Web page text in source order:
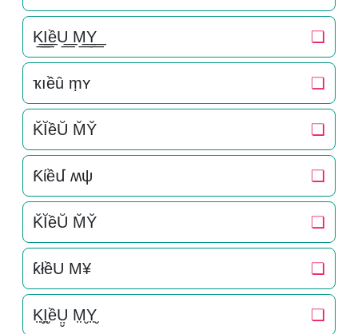
K͟͟I͟͟ềU͟͟ M͟͟Y͟͟ ❏
ҡıềȗ ṃʏ ❏
K̆ĬềŬ M̆Y̆ ❏
Ƙίềմ ʍψ ❏
K̆ĬềŬ M̆Y̆ ❏
ƙłềU M¥ ❏
K̤̮I̤̮ềṲ̮ M̤̮Y̤̮ ❏